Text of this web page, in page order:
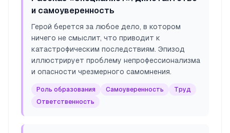
и самоуверенность
Герой берется за любое дело, в котором
ничего не смыслит, что приводит к
катастрофическим последствиям. Эпизод
иллюстрирует проблему непрофессионализма
и опасности чрезмерного самомнения.
Роль образования Самоуверенность
Труд
Ответственность